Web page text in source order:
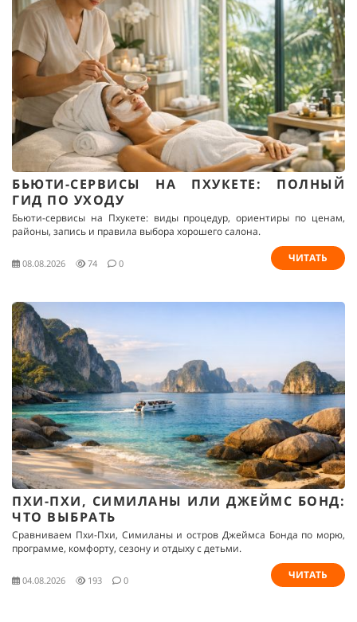
БЬЮТИ-СЕРВИСЫ НА ПХУКЕТЕ: ПОЛНЫЙ
ГИД ПО УХОДУ
Бьюти-сервисы на Пхукете: виды процедур, ориентиры по ценам,
районы, запись и правила выбора хорошего салона.
08.08.2026 74 0 ЧИТАТЬ
ПХИ-ПХИ, СИМИЛАНЫ ИЛИ ДЖЕЙМС БОНД:
ЧТО ВЫБРАТЬ
Сравниваем Пхи-Пхи, Симиланы и остров Джеймса Бонда по морю,
программе, комфорту, сезону и отдыху с детьми.
04.08.2026 193 0 ЧИТАТЬ